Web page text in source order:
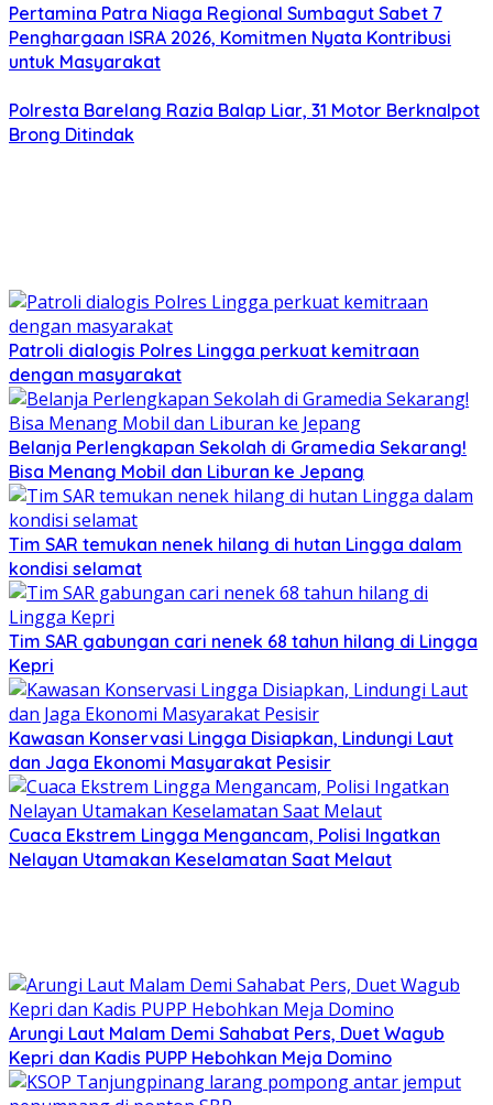
Pertamina Patra Niaga Regional Sumbagut Sabet 7
Penghargaan ISRA 2026, Komitmen Nyata Kontribusi
untuk Masyarakat
Polresta Barelang Razia Balap Liar, 31 Motor Berknalpot
Brong Ditindak
Patroli dialogis Polres Lingga perkuat kemitraan
dengan masyarakat
Belanja Perlengkapan Sekolah di Gramedia Sekarang!
Bisa Menang Mobil dan Liburan ke Jepang
Tim SAR temukan nenek hilang di hutan Lingga dalam
kondisi selamat
Tim SAR gabungan cari nenek 68 tahun hilang di Lingga
Kepri
Kawasan Konservasi Lingga Disiapkan, Lindungi Laut
dan Jaga Ekonomi Masyarakat Pesisir
Cuaca Ekstrem Lingga Mengancam, Polisi Ingatkan
Nelayan Utamakan Keselamatan Saat Melaut
Arungi Laut Malam Demi Sahabat Pers, Duet Wagub
Kepri dan Kadis PUPP Hebohkan Meja Domino